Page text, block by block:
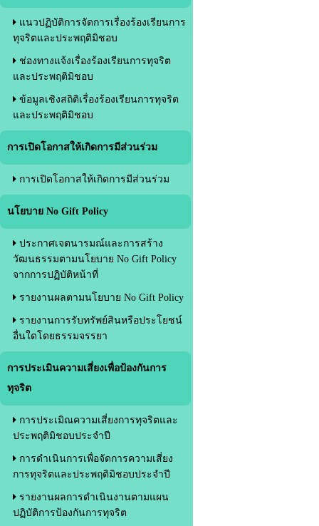
แนวปฏิบัติการจัดการเรื่องร้องเรียนการ
ทุจริตและประพฤติมิชอบ
ช่องทางแจ้งเรื่องร้องเรียนการทุจริต
และประพฤติมิชอบ
ข้อมูลเชิงสถิติเรื่องร้องเรียนการทุจริต
และประพฤติมิชอบ
การเปิดโอกาสให้เกิดการมีส่วนร่วม
การเปิดโอกาสให้เกิดการมีส่วนร่วม
นโยบาย No Gift Policy
ประกาศเจตนารมณ์และการสร้าง
วัฒนธรรมตามนโยบาย No Gift Policy
จากการปฏิบัติหน้าที่
รายงานผลตามนโยบาย No Gift Policy
รายงานการรับทรัพย์สินหรือประโยชน์
อื่นใดโดยธรรมจรรยา
การประเมินความเสี่ยงเพื่อป้องกันการ
ทุจริต
การประเมิณความเสี่ยงการทุจริตและ
ประพฤติมิชอบประจำปี
การดำเนินการเพื่อจัดการความเสี่ยง
การทุจริตและประพฤติมิชอบประจำปี
รายงานผลการดำเนินงานตามแผน
ปฏิบัติการป้องกันการทุจริต